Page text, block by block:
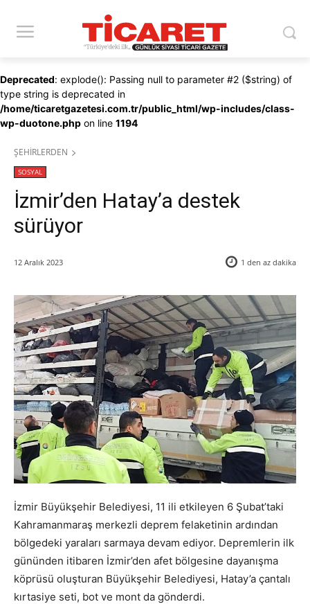
Deprecated: explode(): Passing null to parameter #2 ($string) of
type string is deprecated in
/home/ticaretgazetesi.com.tr/public_html/wp-includes/class-
wp-duotone.php on line 1194
ŞEHİRLERDEN
SOSYAL
İzmir’den Hatay’a destek
sürüyor
12 Aralık 2023 1 den az dakika
İzmir Büyükşehir Belediyesi, 11 ili etkileyen 6 Şubat’taki
Kahramanmaraş merkezli deprem felaketinin ardından
bölgedeki yaraları sarmaya devam ediyor. Depremlerin ilk
gününden itibaren İzmir’den afet bölgesine dayanışma
köprüsü oluşturan Büyükşehir Belediyesi, Hatay’a çantalı
kırtasiye seti, bot ve mont da gönderdi.